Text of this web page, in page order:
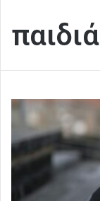
παιδιά